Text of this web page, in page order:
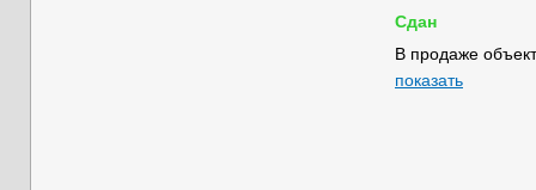
Сдан
В продаже
показать